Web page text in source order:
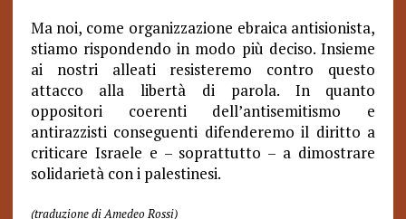
Ma noi, come organizzazione ebraica antisionista,
stiamo rispondendo in modo più deciso. Insieme
ai nostri alleati resisteremo contro questo
attacco alla libertà di parola. In quanto
oppositori coerenti dell’antisemitismo e
antirazzisti conseguenti difenderemo il diritto a
criticare Israele e – soprattutto – a dimostrare
solidarietà con i palestinesi.
(traduzione di Amedeo Rossi)